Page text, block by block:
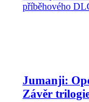
Jumanji:
Závěr